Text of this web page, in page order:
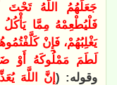
جَعَلَهُمُ اللَّهُ تَحْتَ
فَلْيُطْعِمْهُ مِمَّا يَأْكُلُ
يَغْلِبُهُمْ، فَإِنْ
لَطَمَ مَمْلُوكَهُ أَوْ
وقوله: (إِنَّ اللَّهَ